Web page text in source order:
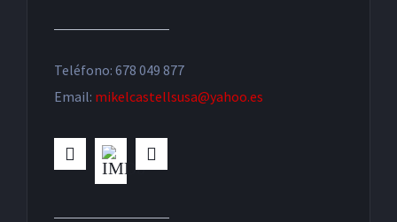
Teléfono: 678 049 877
Email: mikelcastellsusa@yahoo.es